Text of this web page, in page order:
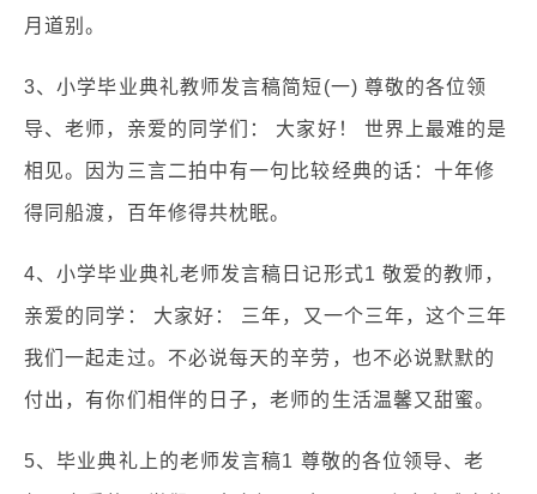
月道别。
3、小学毕业典礼教师发言稿简短(一) 尊敬的各位领
导、老师，亲爱的同学们： 大家好！ 世界上最难的是
相见。因为三言二拍中有一句比较经典的话：十年修
得同船渡，百年修得共枕眠。
4、小学毕业典礼老师发言稿日记形式1 敬爱的教师，
亲爱的同学： 大家好： 三年，又一个三年，这个三年
我们一起走过。不必说每天的辛劳，也不必说默默的
付出，有你们相伴的日子，老师的生活温馨又甜蜜。
5、毕业典礼上的老师发言稿1 尊敬的各位领导、老